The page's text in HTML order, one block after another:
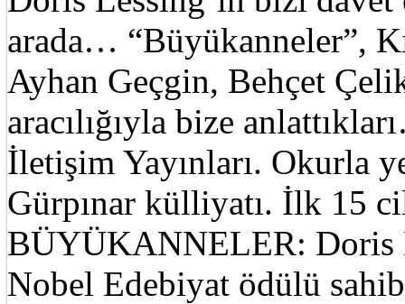
arada… “Büyükanneler”,
Ayhan Geçgin, Behçet
aracılığıyla bize
İletişim Yayınları. Okurla
Gürpınar külliyatı. İlk 15
BÜYÜKANNELER: Doris
Nobel Edebiyat ödülü